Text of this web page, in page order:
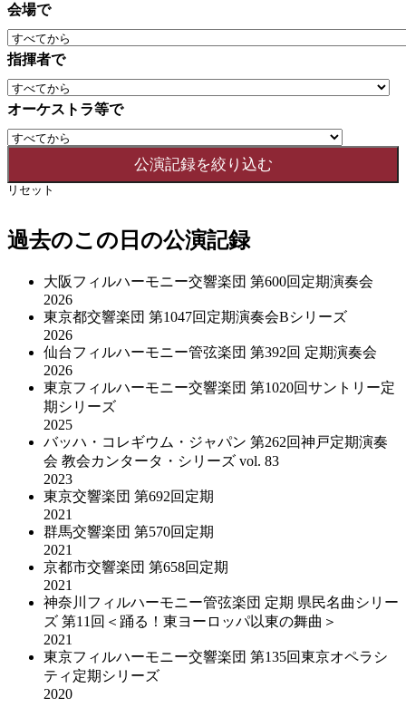
会場で
指揮者で
オーケストラ等で
リセット
過去のこの日の公演記録
大阪フィルハーモニー交響楽団 第600回定期演奏会
2026
東京都交響楽団 第1047回定期演奏会Bシリーズ
2026
仙台フィルハーモニー管弦楽団 第392回 定期演奏会
2026
東京フィルハーモニー交響楽団 第1020回サントリー定
期シリーズ
2025
バッハ・コレギウム・ジャパン 第262回神戸定期演奏
会 教会カンタータ・シリーズ vol. 83
2023
東京交響楽団 第692回定期
2021
群馬交響楽団 第570回定期
2021
京都市交響楽団 第658回定期
2021
神奈川フィルハーモニー管弦楽団 定期 県民名曲シリー
ズ 第11回＜踊る！東ヨーロッパ以東の舞曲＞
2021
東京フィルハーモニー交響楽団 第135回東京オペラシ
ティ定期シリーズ
2020